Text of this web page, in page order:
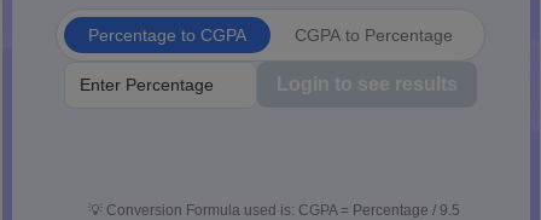
Percentage to CGPA CGPA to Percentage
Login to see results
💡 Conversion Formula used is: CGPA = Percentage / 9.5